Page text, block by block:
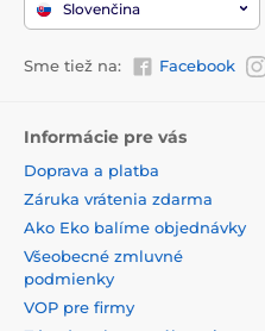
Slovenčina
Sme tiež na: Facebook
Informácie pre vás
Doprava a platba
Záruka vrátenia zdarma
Ako Eko balíme objednávky
Všeobecné zmluvné
podmienky
VOP pre firmy